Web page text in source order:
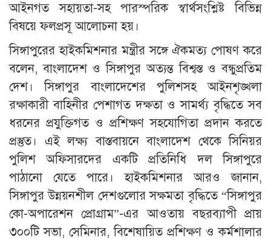
আইনগত সহায়তা-সহ পারস্পরিক স্বার্থসংশ্লিষ্ট বিভিন্ন
বিষয়ে ফলপ্রসূ আলোচনা হয়।
সিঙ্গাপুরের হাইকমিশনার মন্ত্রীর সঙ্গে ঐকমত্য পোষণ করে
বলেন, বাংলাদেশ ও সিঙ্গাপুর অত্যন্ত বিশ্বস্ত ও বন্ধুপ্রতিম
দেশ। সিঙ্গাপুর বাংলাদেশের পুলিশসহ আইনশৃঙ্খলা
রক্ষাকারী বাহিনীর পেশাগত দক্ষতা ও সামর্থ্য বৃদ্ধিতে সব
ধরনের প্রযুক্তিগত ও প্রশিক্ষণ সহযোগিতা প্রদান করতে
প্রস্তুত। এই লক্ষ্য বাস্তবায়নে বাংলাদেশ থেকে সিনিয়র
পুলিশ অফিসারদের একটি প্রতিনিধি দল সিঙ্গাপুরে
পাঠানো যেতে পারে। হাইকমিশনার আরও জানান,
সিঙ্গাপুর উন্নয়নশীল দেশগুলোর সক্ষমতা বৃদ্ধিতে “সিঙ্গাপুর
কো-অপারেশন প্রোগ্রাম”-এর আওতায় বছরব্যাপী প্রায়
৩০০টি সভা, সেমিনার, বিশেষায়িত প্রশিক্ষণ ও কর্মশালার